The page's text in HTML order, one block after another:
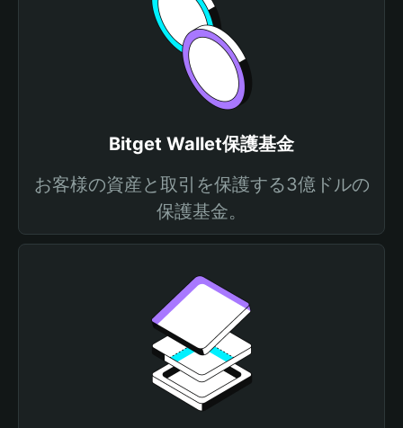
Bitget Wallet保護基金
お客様の資産と取引を保護する3億ドルの
保護基金。